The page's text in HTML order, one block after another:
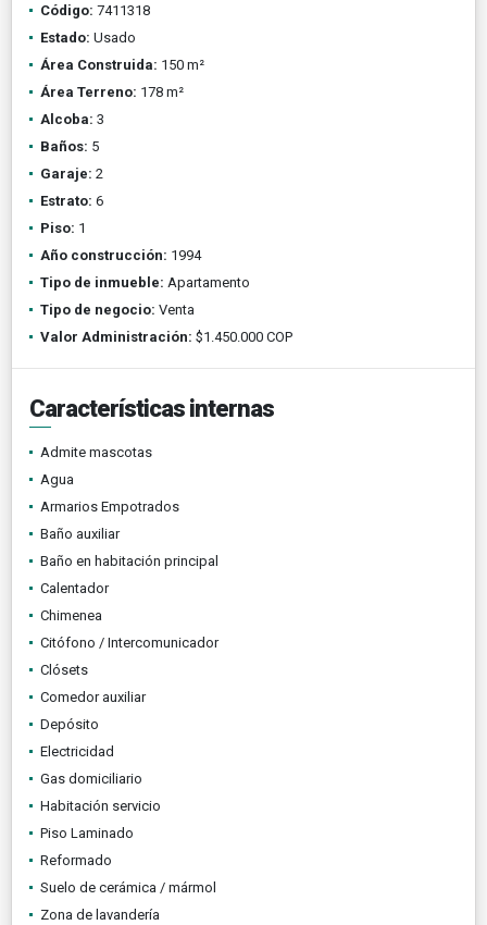
Código: 7411318
Estado: Usado
Área Construida: 150 m²
Área Terreno: 178 m²
Alcoba: 3
Baños: 5
Garaje: 2
Estrato: 6
Piso: 1
Año construcción: 1994
Tipo de inmueble: Apartamento
Tipo de negocio: Venta
Valor Administración: $1.450.000 COP
Características internas
Admite mascotas
Agua
Armarios Empotrados
Baño auxiliar
Baño en habitación principal
Calentador
Chimenea
Citófono / Intercomunicador
Clósets
Comedor auxiliar
Depósito
Electricidad
Gas domiciliario
Habitación servicio
Piso Laminado
Reformado
Suelo de cerámica / mármol
Zona de lavandería